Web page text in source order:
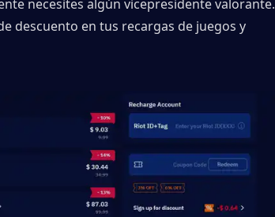
necesites algún vicepresidente valorante.
descuento en tus recargas de juegos y